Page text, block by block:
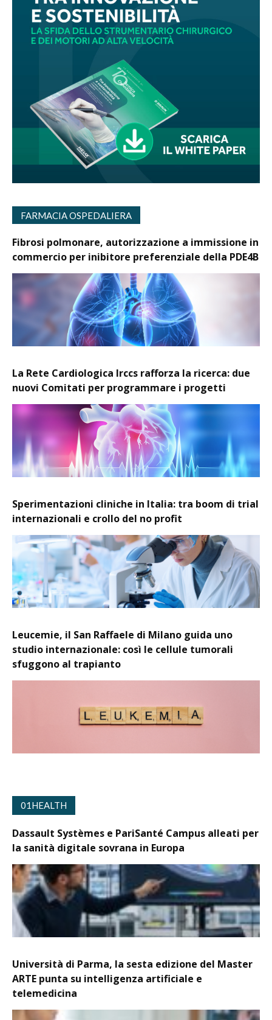
FARMACIA OSPEDALIERA
Fibrosi polmonare, autorizzazione a immissione in
commercio per inibitore preferenziale della PDE4B
La Rete Cardiologica Irccs rafforza la ricerca: due
nuovi Comitati per programmare i progetti
Sperimentazioni cliniche in Italia: tra boom di trial
internazionali e crollo del no profit
Leucemie, il San Raffaele di Milano guida uno
studio internazionale: così le cellule tumorali
sfuggono al trapianto
01HEALTH
Dassault Systèmes e PariSanté Campus alleati per
la sanità digitale sovrana in Europa
Università di Parma, la sesta edizione del Master
ARTE punta su intelligenza artificiale e
telemedicina